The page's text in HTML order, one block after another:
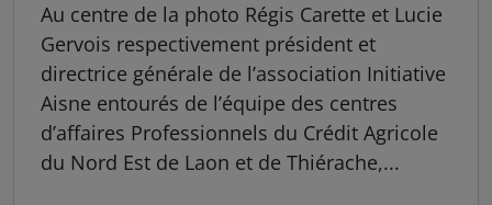
Au centre de la photo Régis Carette et Lucie
Gervois respectivement président et
directrice générale de l’association Initiative
Aisne entourés de l’équipe des centres
d’affaires Professionnels du Crédit Agricole
du Nord Est de Laon et de Thiérache,...